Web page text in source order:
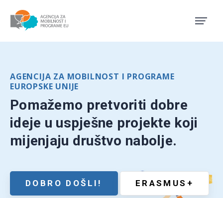
Agencija za mobilnost i
AGENCIJA ZA MOBILNOST I PROGRAME
EUROPSKE UNIJE
Pomažemo pretvoriti dobre
ideje u uspješne projekte koji
mijenjaju društvo nabolje.
DOBRO DOŠLI! ERASMUS+